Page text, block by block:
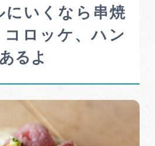
にいくなら串焼
コロッケ、ハン
るよ